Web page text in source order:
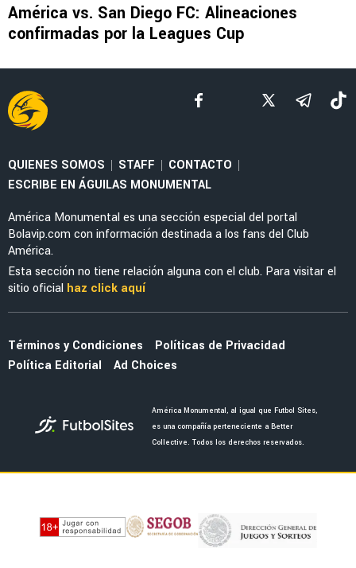
LEAGUES CUP 2026
Óscar Perea y Edwin Cerillo, fuera del debut
de América en Leagues Cup
MERCADO